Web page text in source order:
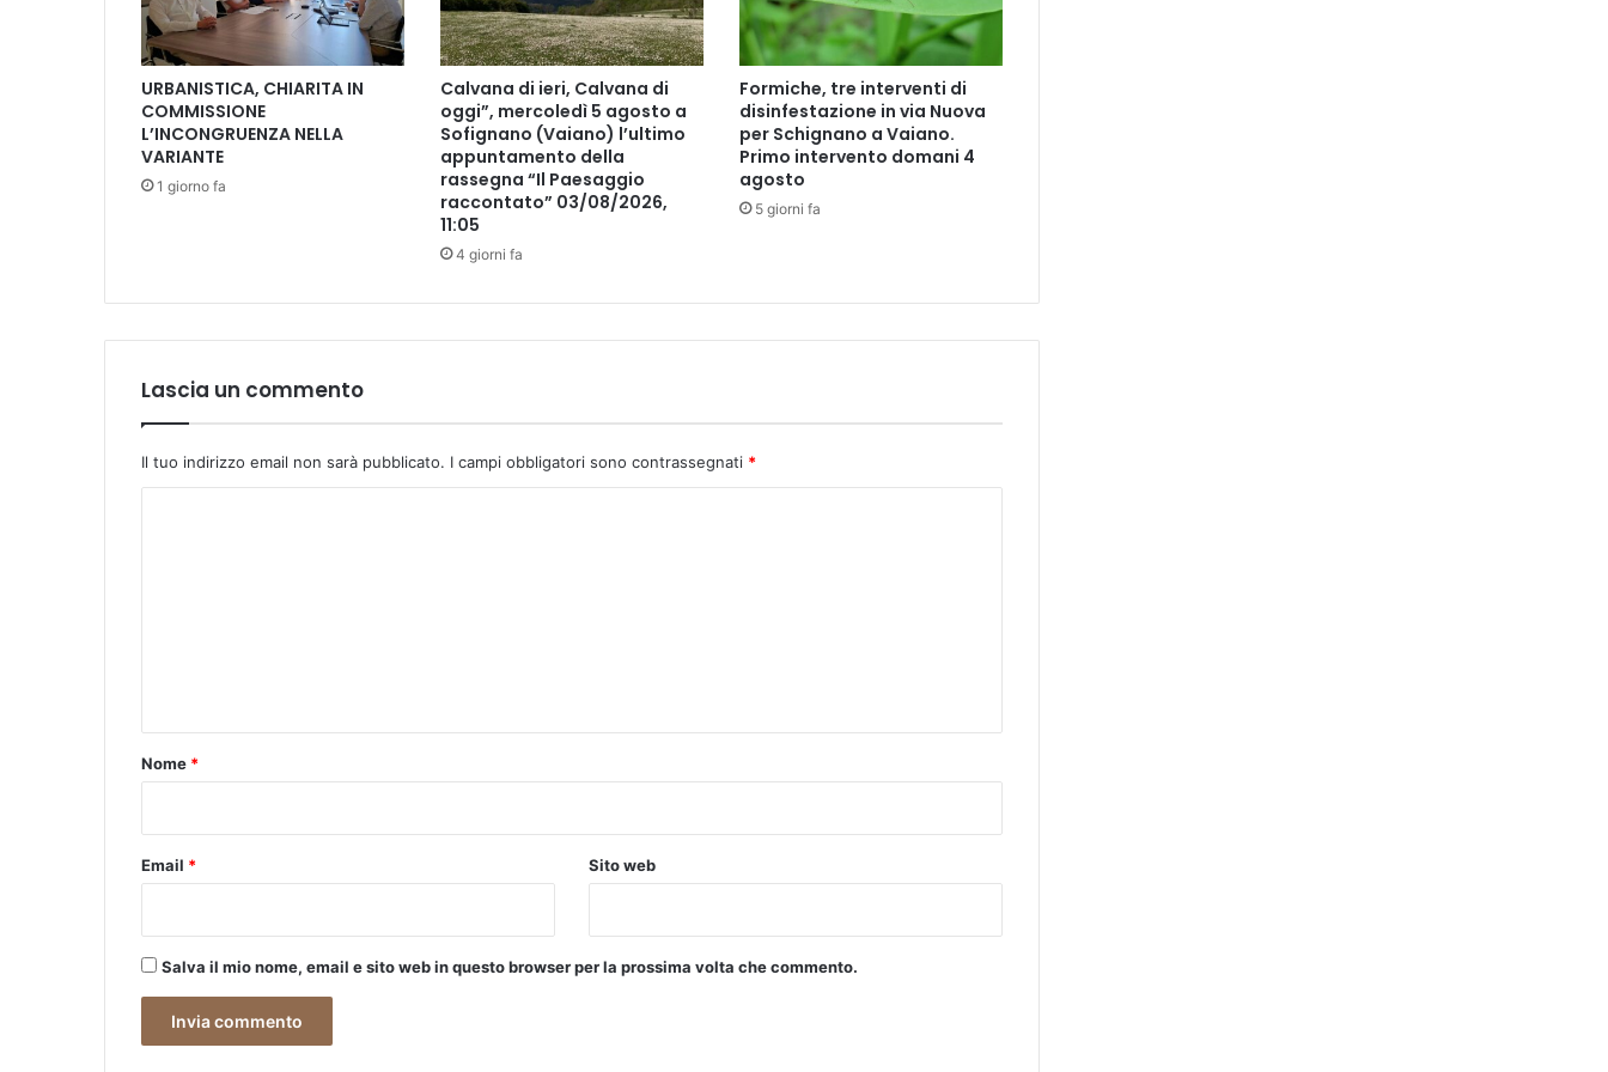
o
S
h
a
l
o
m
:
t
g
r
c
o
n
a
p
e
i
URBANISTICA, CHIARITA IN
COMMISSIONE
L’INCONGRUENZA NELLA
VARIANTE
1 giorno fa
Calvana di ieri, Calvana di
oggi”, mercoledì 5 agosto a
Sofignano (Vaiano) l’ultimo
appuntamento della
rassegna “Il Paesaggio
raccontato” 03/08/2026,
11:05
4 giorni fa
Formiche, tre interventi di
disinfestazione in via Nuova
per Schignano a Vaiano.
Primo intervento domani 4
agosto
5 giorni fa
Lascia un commento
Il tuo indirizzo email non sarà pubblicato. I campi obbligatori sono contrassegnati *
o
Nome *
Email * Sito web
Salva il mio nome, email e sito web in questo browser per la prossima volta che commento.